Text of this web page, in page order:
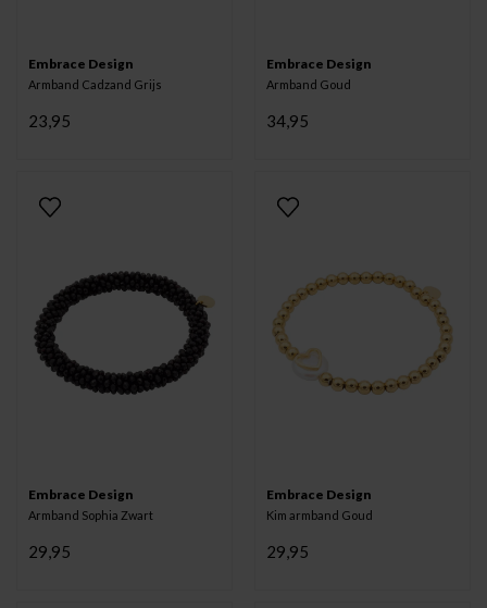
Embrace Design
Armband Cadzand Grijs
23,95
Embrace Design
Armband Goud
34,95
Embrace Design
Armband Sophia Zwart
29,95
Embrace Design
Kim armband Goud
29,95